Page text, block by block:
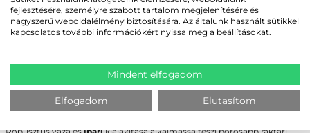
Cséveméret
40 mm / 76 mm
Interfész
USB,RS232,Ethernet
Garancia
12 hónap(készülék) /6 hónap(fej)
FELHASZNÁLÁSI TERÜLETEK ÉS „MIKOR
NEM EZ A MEGFELELŐ VÁLASZTÁS?”
Carl Valentin Compa III címkenyomtató
elsődleges terepe a
nagyüzemigyártásés az automatizáltlogisztika. Olyan helyeken ideális,
fejlesztésére, személyre szabott tartalom megjelenítésére és
nagyszerű weboldalélmény biztosítására. Az általunk használt sütikkel
kapcsolatos további információkért nyissa meg a beállításokat.
Mindent elfogadom
Elfogadom Elutasítom